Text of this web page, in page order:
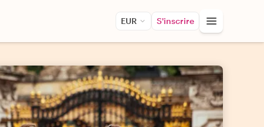
EUR S'inscrire